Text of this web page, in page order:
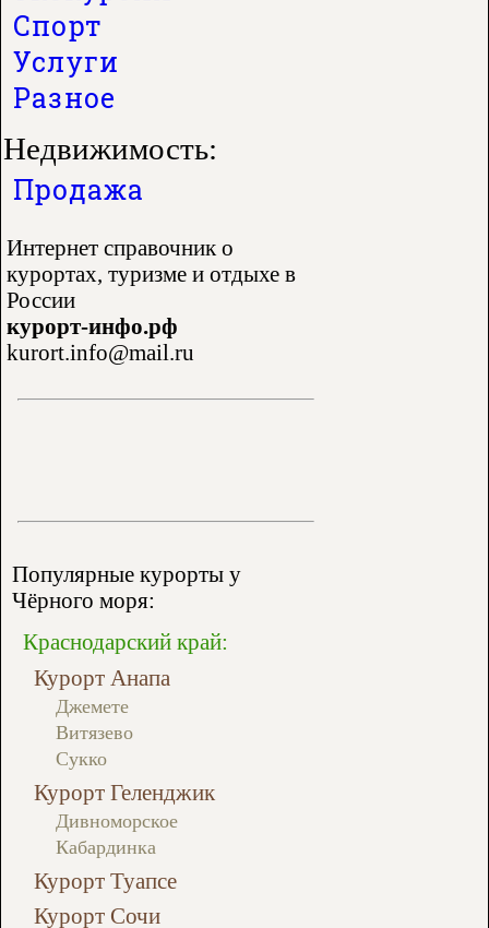
Спорт
Услуги
Разное
Недвижимость:
Продажа
Интернет справочник о
курортах, туризме и отдыхе в
России
курорт-инфо.рф
kurort.info@mail.ru
Популярные курорты у
Чёрного моря:
Краснодарский край:
Курорт Анапа
Джемете
Витязево
Сукко
Курорт Геленджик
Дивноморское
Кабардинка
Курорт Туапсе
Курорт Сочи